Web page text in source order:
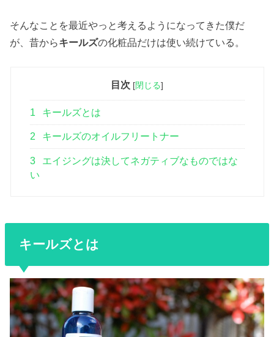
そんなことを最近やっと考えるようになってきた僕だ
が、昔からキールズの化粧品だけは使い続けている。
目次 [閉じる]
1 キールズとは
2 キールズのオイルフリートナー
3
エイジングは決してネガティブなものではな
い
キールズとは